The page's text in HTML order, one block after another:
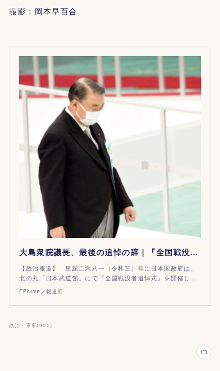
撮影：岡本早百合
大島衆院議長、最後の追悼の辞｜『全国戦没者追悼式』終戦の日
【政治報道】 皇紀二六八一（令和三）年に日本国政府は、
北の丸「日本武道館」にて『全国戦没者追悼式』を開催し…
FPhime／報道府
政治・軍事(900)